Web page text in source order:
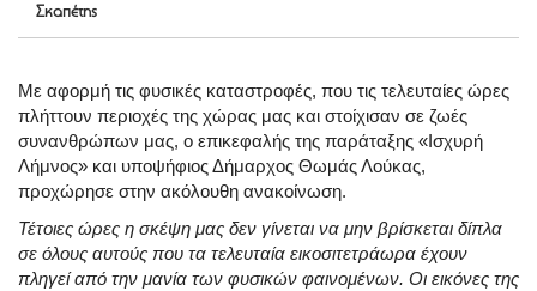
Σκαπέτης
Με αφορμή τις φυσικές καταστροφές, που τις τελευταίες ώρες
πλήττουν περιοχές της χώρας μας και στοίχισαν σε ζωές
συνανθρώπων μας, ο επικεφαλής της παράταξης «Ισχυρή
Λήμνος» και υποψήφιος Δήμαρχος Θωμάς Λούκας,
προχώρησε στην ακόλουθη ανακοίνωση.
Τέτοιες ώρες η σκέψη μας δεν γίνεται να μην βρίσκεται δίπλα
σε όλους αυτούς που τα τελευταία εικοσιτετράωρα έχουν
πληγεί από την μανία των φυσικών φαινομένων. Οι εικόνες της